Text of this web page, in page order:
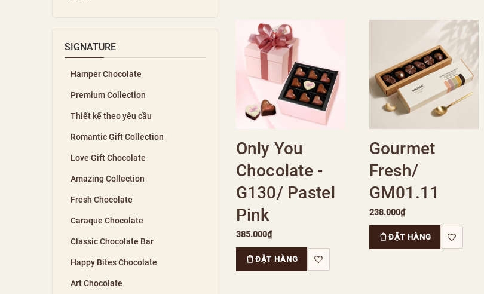
SIGNATURE
Hamper Chocolate
Premium Collection
Thiết kế theo yêu cầu
Romantic Gift Collection
Love Gift Chocolate
Amazing Collection
Fresh Chocolate
Caraque Chocolate
Classic Chocolate Bar
Happy Bites Chocolate
Art Chocolate
Only You
Chocolate -
G130/ Pastel
Pink
385.000₫
ĐẶT HÀNG
Gourmet
Fresh/
GM01.11
238.000₫
ĐẶT HÀNG